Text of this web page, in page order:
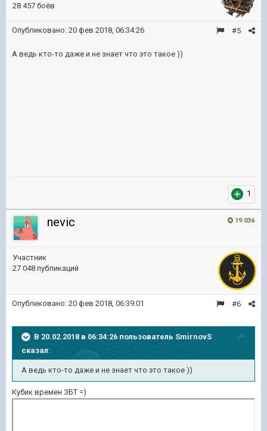
28 457 боёв
#5
Опубликовано: 20 фев 2018, 06:34:26
А ведь кто-то даже и не знает что это такое ))
1
19 036
nevic
Участник
27 048 публикаций
#6
Опубликовано: 20 фев 2018, 06:39:01
В 20.02.2018 в 06:34:26 пользователь SmirnovS
сказал:
А ведь кто-то даже и не знает что это такое ))
Кубик времен ЗБТ =)